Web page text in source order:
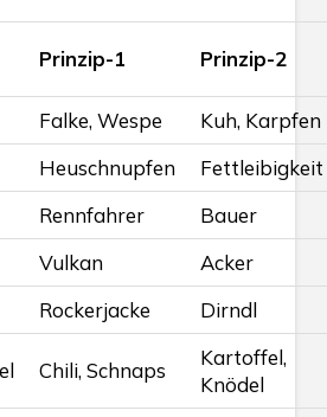
Prinzip-1 Prinzip-2
Falke, Wespe
Kuh, Karpfen
Heuschnupfen
Fettleibigkeit
Rennfahrer
Bauer
Vulkan
Acker
Rockerjacke Dirndl
Chili, Schnaps
Kartoffel,
Knödel